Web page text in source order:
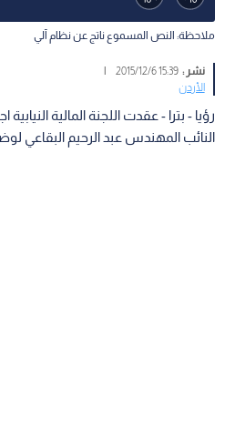
ملاحظة: النص المسموع ناتج عن نظام آلي
نشر :15:39 2015/12/6
|
الأردن
رؤيا - بترا - عقدت اللجنة المالية النيابية
النائب المهندس عبد الرحيم البقاعي